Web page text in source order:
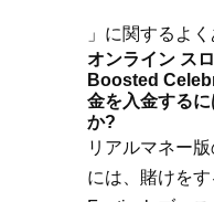
」に関するよ
オンライン ス
Boosted
金を入金する
か?
リアルマネー
には、賭けをす